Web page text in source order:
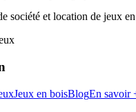
société et location de jeux
Jeux en boisBlogEn savoir